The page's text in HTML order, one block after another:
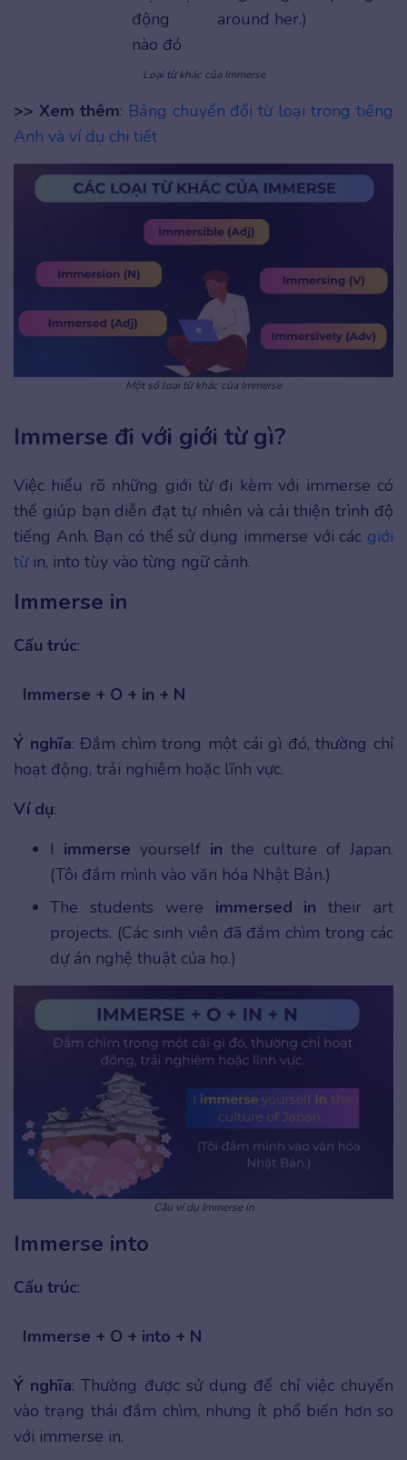
động
nào đó
around her.)
Loại từ khác của Immerse
>> Xem thêm: Bảng chuyển đổi từ loại trong tiếng
Anh và ví dụ chi tiết
Một số loại từ khác của Immerse
Immerse đi với giới từ gì?
Việc hiểu rõ những giới từ đi kèm với immerse có
thể giúp bạn diễn đạt tự nhiên và cải thiện trình độ
tiếng Anh. Bạn có thể sử dụng immerse với các giới
từin, into tùy vào từng ngữ cảnh.
Immerse in
Cấu trúc:
Immerse + O + in + N
Ý nghĩa: Đắm chìm trong một cái gì đó, thường chỉ
hoạt động, trải nghiệm hoặc lĩnh vực.
Ví dụ:
I immerse yourselfin the culture of Japan.
(Tôi đắm mình vào văn hóa Nhật Bản.)
The students were immersed in their art
projects. (Các sinh viên đã đắm chìm trong các
dự án nghệ thuật của họ.)
Câu ví dụ Immerse in
Immerse into
Cấu trúc:
Immerse + O + into + N
Ý nghĩa: Thường được sử dụng để chỉ việc chuyển
vào trạng thái đắm chìm, nhưng ít phổ biến hơn so
với immerse in.